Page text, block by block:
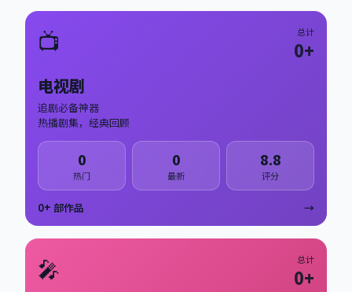
📺 总计
0+
电视剧
追剧必备神器
热播剧集，经典回顾
0
热门
0
最新
8.8
评分
0+ 部作品 →
🎤 总计
0+